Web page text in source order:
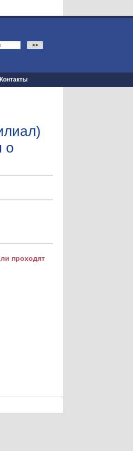
Контакты
о
проходят